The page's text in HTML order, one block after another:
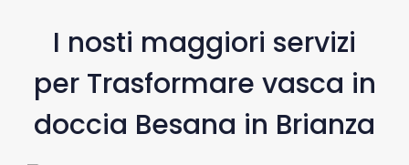
I nosti maggiori servizi
per Trasformare vasca in
doccia Besana in Brianza